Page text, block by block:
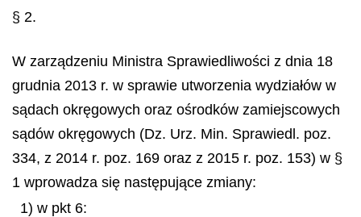
§ 2.
W zarządzeniu Ministra Sprawiedliwości z dnia 18
grudnia 2013 r. w sprawie utworzenia wydziałów w
sądach okręgowych oraz ośrodków zamiejscowych
sądów okręgowych (Dz. Urz. Min. Sprawiedl. poz.
334, z 2014 r. poz. 169 oraz z 2015 r. poz. 153) w §
1 wprowadza się następujące zmiany:
1) w pkt 6: